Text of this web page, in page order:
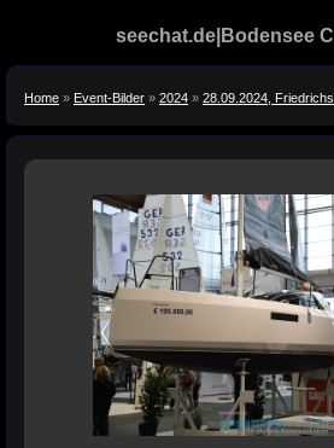
seechat.de|Bodensee
Home » Event-Bilder » 2024 » 28.09.2024,